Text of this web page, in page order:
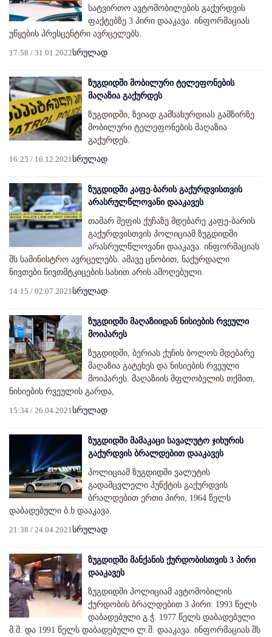
სატვირთო ავტომობილების გაქურდვის
ფაქტებზე 3 პირი დააკავა. ინფორმაციას
უწყების პრესცენტრი ავრცელებს.
17:58 / 31.01.2022სრულად
ზუგდიდში მობილური ტელეფონების
მაღაზია გაქურდეს
ზუგდიდში, ზვიად გამსახურდიას გამზირზე
მობილური ტელეფონების მაღაზია
გაქურდეს.
16:25 / 16.12.2021სრულად
ზუგდიდში კაფე-ბარის გაქურდვისთვის
არასრულწლოვანი დააკავეს
თამარ მეფის ქუჩაზე მდებარე კაფე-ბარის
გაქურდვისთვის პოლიციამ ზუგდიდში
არასრულწლოვანი დააკავა. ინფორმაციას
შს სამინისტრო ავრცელებს. ამავე ცნობით, ნაქურდალი
ნივთები ნივთმტკიცების სახით არის ამოღებული.
14:15 / 02.07.2021სრულად
ზუგდიდში მაღაზიიდან ნისიების რვეული
მოიპარეს
ზუგდიდში, ბერიას ქუჩის ბოლოს მდებარე
მაღაზია გატეხეს და ნისიების რვეული
მოიპარეს. მაღაზიის მფლობელის თქმით,
ნისიების რვეულის გარდა,
15:34 / 26.04.2021სრულად
ზუგდიდში მამაკაცი სავალუტო ჯიხურის
გაქურდვის ბრალდებით დააკავეს
პოლიციამ ზუგდიდში ვალუტის
გადამცვლელი პუნქტის გაქურდვის
ბრალდებით ერთი პირი, 1964 წელს
დაბადებული ბ.ხ დააკავა.
21:38 / 24.04.2021სრულად
ზუგდიდში მანქანის ქურდობისთვის 3 პირი
დააკავეს
ზუგდიდში პოლიციამ ავტომობილის
ქურდობის ბრალდებით 3 პირი: 1993 წელს
დაბადებული გ.ჭ. 1977 წელს დაბადებული
მ.შ. და 1991 წელს დაბადებული ლ.შ. დააკავა. ინფორმაციას შს